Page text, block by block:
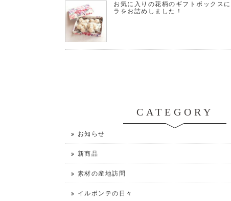
お気に入りの花柄のギフトボックスに
ラをお詰めしました！
CATEGORY
お知らせ
新商品
素材の産地訪問
イルポンテの日々